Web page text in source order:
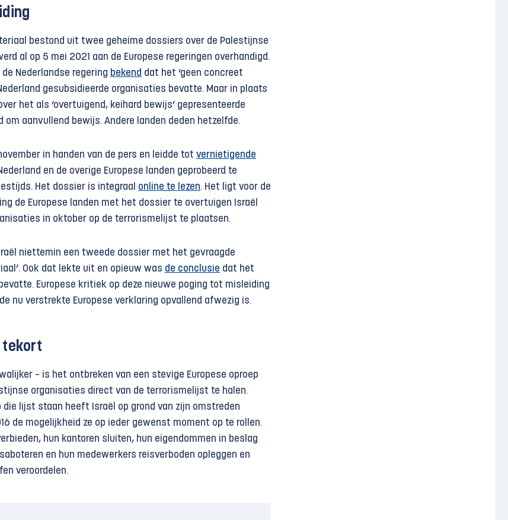
bestond uit twee geheime dossiers over de Palestijnse
al op 5 mei 2021 aan de Europese regeringen overhandigd.
Nederlandse regering bekend dat het ‘geen concreet
gesubsidieerde organisaties bevatte. Maar in plaats
het als ‘overtuigend, keihard bewijs’ gepresenteerde
om aanvullend bewijs. Andere landen deden hetzelfde.
in handen van de pers en leidde tot vernietigende
en de overige Europese landen geprobeerd te
Het dossier is integraal online te lezen. Het ligt voor de
de Europese landen met het dossier te overtuigen Israël
in oktober op de terrorismelijst te plaatsen.
niettemin een tweede dossier met het gevraagde
Ook dat lekte uit en opieuw was de conclusie dat het
Europese kritiek op deze nieuwe poging tot misleiding
nu verstrekte Europese verklaring opvallend afwezig is.
tekort
– is het ontbreken van een stevige Europese oproep
organisaties direct van de terrorismelijst te halen.
die lijst staan heeft Israël op grond van zijn omstreden
de mogelijkheid ze op ieder gewenst moment op te rollen.
hun kantoren sluiten, hun eigendommen in beslag
en hun medewerkers reisverboden opleggen en
veroordelen.